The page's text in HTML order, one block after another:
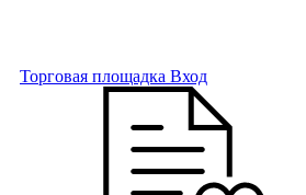
Торговая площадка Вход